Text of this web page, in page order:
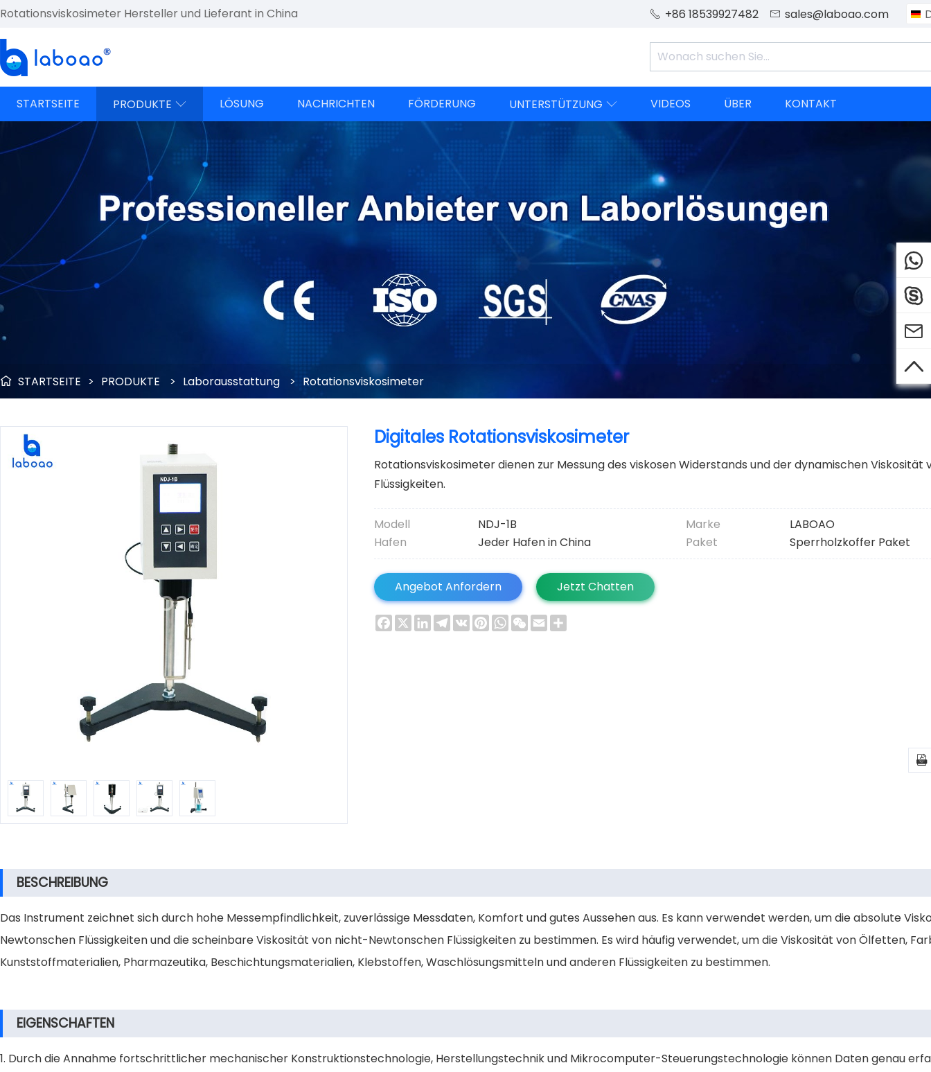
Rotationsviskosimeter Hersteller und Lieferant in China  +86 18539927482  sales@laboao.com
STARTSEITE PRODUKTE  LÖSUNG NACHRICHTEN FÖRDERUNG UNTERSTÜTZUNG  VIDEOS ÜBER KONTAKT
 STARTSEITE > PRODUKTE > Laborausstattung > Rotationsviskosimeter
Digitales Rotationsviskosimeter
Rotationsviskosimeter dienen zur Messung des viskosen Widerstands und der dynamischen Viskosität
Flüssigkeiten.
Modell NDJ-1B Marke
LABOAO
Hafen
Jeder Hafen in China Paket Sperrholzkoffer Paket
Angebot Anfordern Jetzt Chatten
Facebook
X LinkedInTelegram
VK Pinterest
WhatsApp
WeChat
Email

BESCHREIBUNG
Das Instrument zeichnet sich durch hohe Messempfindlichkeit, zuverlässige Messdaten, Komfort und gutes Aussehen aus. Es kann verwendet werden, um die absolute
Newtonschen Flüssigkeiten und die scheinbare Viskosität von nicht-Newtonschen Flüssigkeiten zu bestimmen. Es wird häufig verwendet, um die Viskosität von Ölfetten,
Kunststoffmaterialien, Pharmazeutika, Beschichtungsmaterialien, Klebstoffen, Waschlösungsmitteln und anderen Flüssigkeiten zu bestimmen.
EIGENSCHAFTEN
1. Durch die Annahme fortschrittlicher mechanischer Konstruktionstechnologie, Herstellungstechnik und Mikrocomputer-Steuerungstechnologie können Daten genau



